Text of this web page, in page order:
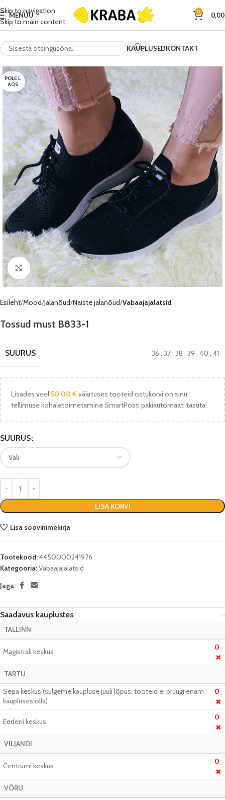
Skip to navigation
Skip to main content
MENÜÜ 0
KAUPLUSEDKONTAKT
POLE L
AOS
Vaata pilti
Esileht Mood Jalanõud Naiste jalanõud Vabaajajalatsid
Tossud must B833-1
SUURUS 36 , 37, 38 , 39 , 40 , 41
Lisades veel50,00 €väärtuses tooteid ostukorvi on sinu
tellimuse kohaletoimetamine SmartPosti pakiautomaati tasuta!
SUURUS
LISA KORVI
Lisa soovinimekirja
Tootekood:4450000241976
Kategooria:Vabaajajalatsid
Jaga:
Saadavus kauplustes
TALLINN
Magistrali keskus 0
❌
TARTU
Sepa keskus (sulgeme kaupluse juuli lõpus, tooteid ei pruugi enam
kaupluses olla)
0
❌
Eedeni keskus 0
❌
VILJANDI
Centrumi keskus 0
❌
VÕRU